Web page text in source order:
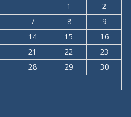
1
2
7 8
9
14 15
16
21 22
23
28 29
30